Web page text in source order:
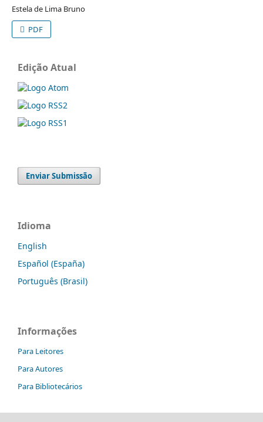
Estela de Lima Bruno
PDF
Edição Atual
Enviar Submissão
Idioma
English
Español (España)
Português (Brasil)
Informações
Para Leitores
Para Autores
Para Bibliotecários